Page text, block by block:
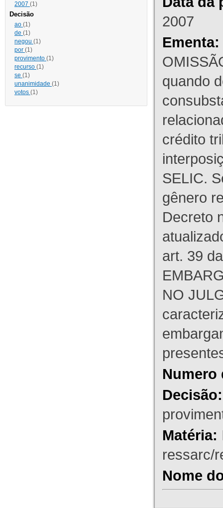
2007 (1)
Decisão
ao (1)
de (1)
negou (1)
por (1)
provimento (1)
recurso (1)
se (1)
unanimidade (1)
votos (1)
2007
Ementa:
quando
crédito
SELIC.
gênero
Decreto
art. 39
NO
Numero
Decisão:
Matéria:
ressarc/
Nome